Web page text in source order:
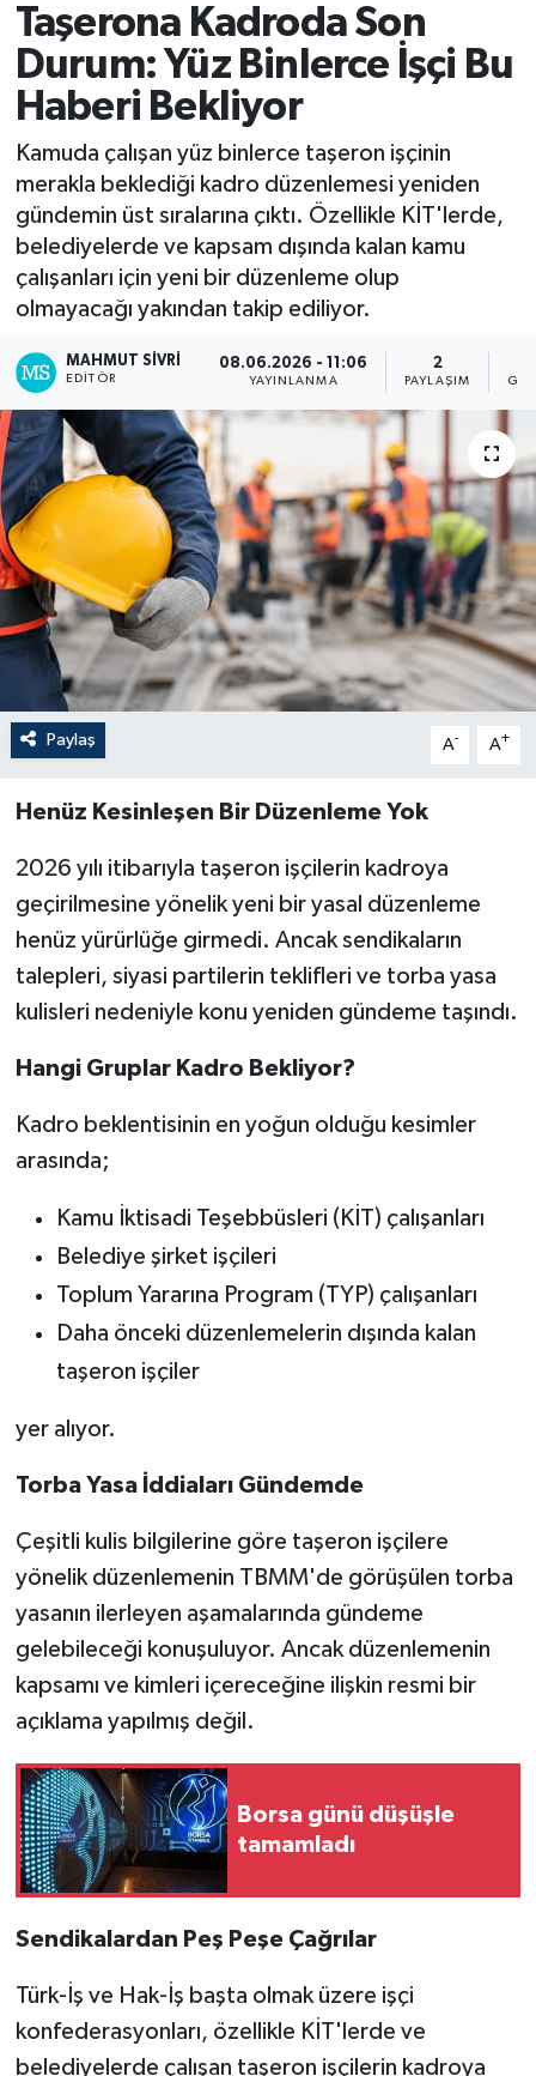
Taşerona Kadroda Son
Durum: Yüz Binlerce İşçi Bu
Haberi Bekliyor
Kamuda çalışan yüz binlerce taşeron işçinin
merakla beklediği kadro düzenlemesi yeniden
gündemin üst sıralarına çıktı. Özellikle KİT'lerde,
belediyelerde ve kapsam dışında kalan kamu
çalışanları için yeni bir düzenleme olup
olmayacağı yakından takip ediliyor.
MAHMUT SIVRI
EDITÖR
08.06.2026 - 11:06
YAYINLANMA
2
PAYLAŞIM
Paylaş A- A+
Henüz Kesinleşen Bir Düzenleme Yok
2026 yılı itibarıyla taşeron işçilerin kadroya
geçirilmesine yönelik yeni bir yasal düzenleme
henüz yürürlüğe girmedi. Ancak sendikaların
talepleri, siyasi partilerin teklifleri ve torba yasa
kulisleri nedeniyle konu yeniden gündeme taşındı.
Hangi Gruplar Kadro Bekliyor?
Kadro beklentisinin en yoğun olduğu kesimler
arasında;
Kamu İktisadi Teşebbüsleri (KİT) çalışanları
Belediye şirket işçileri
Toplum Yararına Program (TYP) çalışanları
Daha önceki düzenlemelerin dışında kalan
taşeron işçiler
yer alıyor.
Torba Yasa İddiaları Gündemde
Çeşitli kulis bilgilerine göre taşeron işçilere
yönelik düzenlemenin TBMM'de görüşülen torba
yasanın ilerleyen aşamalarında gündeme
gelebileceği konuşuluyor. Ancak düzenlemenin
kapsamı ve kimleri içereceğine ilişkin resmi bir
açıklama yapılmış değil.
Borsa günü düşüşle
tamamladı
Sendikalardan Peş Peşe Çağrılar
Türk-İş ve Hak-İş başta olmak üzere işçi
konfederasyonları, özellikle KİT'lerde ve
belediyelerde çalışan taşeron işçilerin kadroya